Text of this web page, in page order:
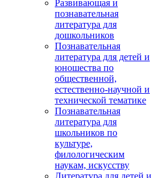
Развивающая и
познавательная
литература для
дошкольников
Познавательная
литература для детей и
юношества по
общественной,
естественно-научной и
технической тематике
Познавательная
литература для
школьников по
культуре,
филологическим
наукам, искусству
Литература для детей и